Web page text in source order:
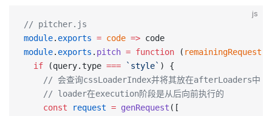
js
// pitcher.js
module. exports = code => code
module. exports . pitch = function ( remainingRequest
  if
(query.type === `style` ) {
    // 会查询cssLoaderIndex并将其放在afterLoaders中
    // loader在execution阶段是从后向前执行的
    const
request = genRequest ([